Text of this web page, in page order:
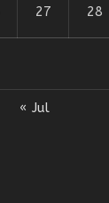
27 28
« Jul